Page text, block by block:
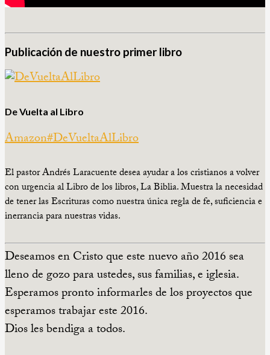
Publicación de nuestro primer libro
De Vuelta al Libro
Amazon#DeVueltaAlLibro
El pastor Andrés Laracuente desea ayudar a los cristianos a volver
con urgencia al Libro de los libros, La Biblia. Muestra la necesidad
de tener las Escrituras como nuestra única regla de fe, suficiencia e
inerrancia para nuestras vidas.
Deseamos en Cristo que este nuevo año 2016 sea
lleno de gozo para ustedes, sus familias, e iglesia.
Esperamos pronto informarles de los proyectos que
esperamos trabajar este 2016.
Dios les bendiga a todos.